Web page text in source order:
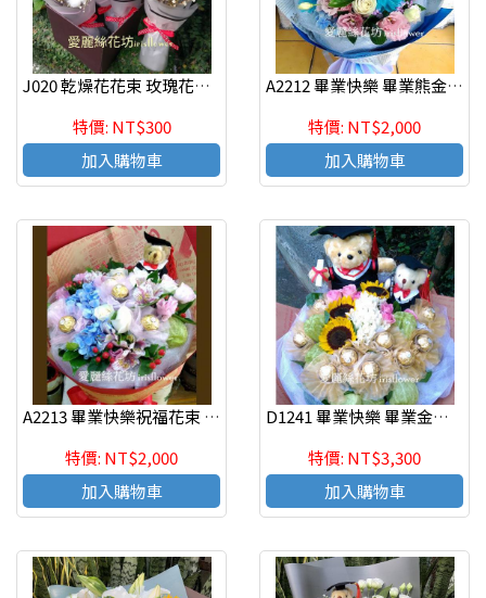
J020 乾燥花花束 玫瑰花色可挑選:白.藍.粉.紫.黃
特價: NT$300
加入購物車
A2212 畢業快樂 畢業熊金莎熊熊花束
特價: NT$2,000
加入購物車
A2213 畢業快樂祝福花束 新竹花店推薦
特價: NT$2,000
加入購物車
D1241 畢業快樂 畢業金莎熊熊花束
特價: NT$3,300
加入購物車